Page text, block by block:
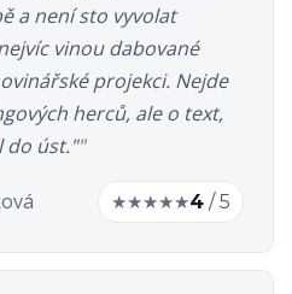
a není sto vyvolat
vinou dabované
projekci. Nejde
herců, ale o text,
do úst."
★★★★★4 / 5